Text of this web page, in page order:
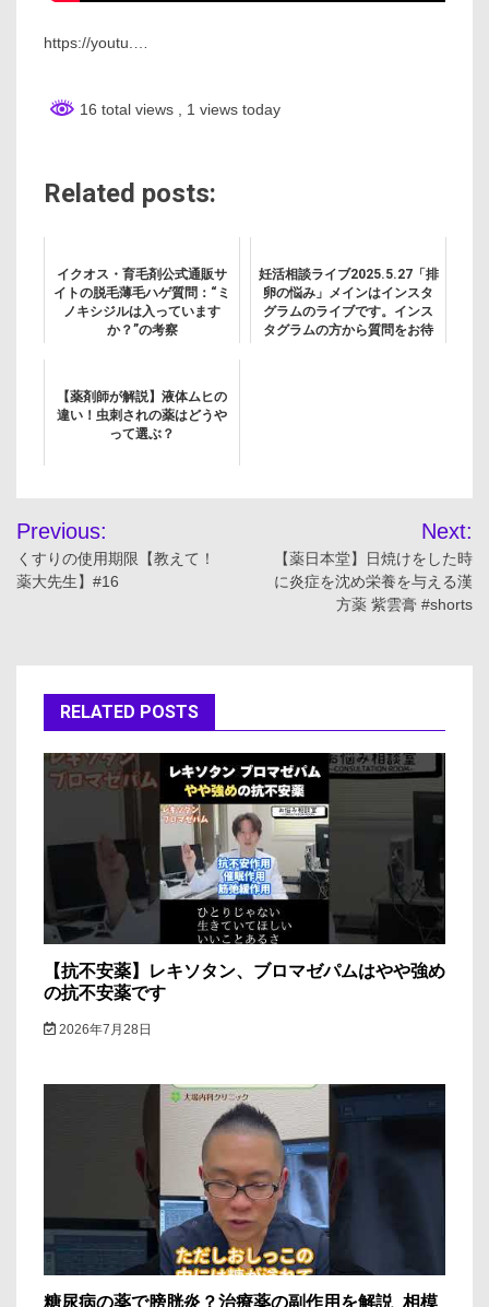
https://youtu.…
16 total views , 1 views today
Related posts:
イクオス・育毛剤公式通販サ
イトの脱毛薄毛ハゲ質問：“ミ
ノキシジルは入っています
か？”の考察
妊活相談ライブ2025.5.27「排
卵の悩み」メインはインスタ
グラムのライブです。インス
タグラムの方から質問をお待
【薬剤師が解説】液体ムヒの
違い！虫刺されの薬はどうや
って選ぶ？
投
稿
ゲ
ー
シ
Previous:
くすりの使用期限【教えて！
薬大先生】#16
Next:
【薬日本堂】日焼けをした時
に炎症を沈め栄養を与える漢
方薬 紫雲膏 #shorts
RELATED POSTS
【抗不安薬】レキソタン、ブロマゼパムはやや強め
の抗不安薬です
2026年7月28日
糖尿病の薬で膀胱炎？治療薬の副作用を解説_相模